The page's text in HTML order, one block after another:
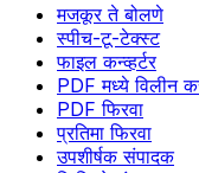
मजकूर ते बोलणे
स्पीच-टू-टेक्स्ट
फाइल कन्व्हर्टर
PDF मध्ये विलीन
PDF फिरवा
प्रतिमा फिरवा
उपशीर्षक संपादक